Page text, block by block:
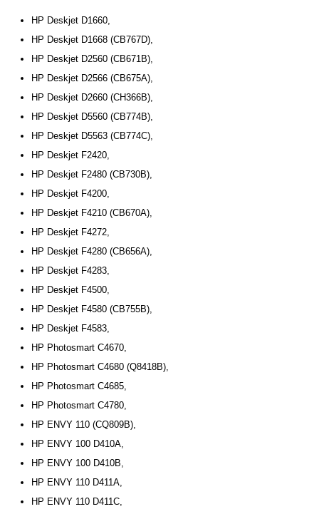
HP Deskjet D1660,
HP Deskjet D1668 (CB767D),
HP Deskjet D2560 (CB671B),
HP Deskjet D2566 (CB675A),
HP Deskjet D2660 (CH366B),
HP Deskjet D5560 (CB774B),
HP Deskjet D5563 (CB774C),
HP Deskjet F2420,
HP Deskjet F2480 (CB730B),
HP Deskjet F4200,
HP Deskjet F4210 (CB670A),
HP Deskjet F4272,
HP Deskjet F4280 (CB656A),
HP Deskjet F4283,
HP Deskjet F4500,
HP Deskjet F4580 (CB755B),
HP Deskjet F4583,
HP Photosmart C4670,
HP Photosmart C4680 (Q8418B),
HP Photosmart C4685,
HP Photosmart C4780,
HP ENVY 110 (CQ809B),
HP ENVY 100 D410A,
HP ENVY 100 D410B,
HP ENVY 110 D411A,
HP ENVY 110 D411C,